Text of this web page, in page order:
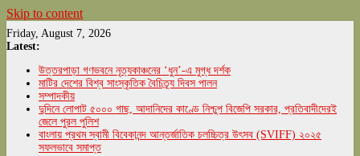
Skip to content
Friday, August 7, 2026
Latest:
উত্তরপাড়া গণভবনে নৃত্যকাঞ্চনের ‘ধুন’-এ মুগ্ধ দর্শক
মাটির দেশের বিশ্ব সাংস্কৃতিক বৈচিত্র্য দিবস পালন
সম্পাদকীয়
দুদিনে লোপাট ৫০০০ গাছ, আদানিদের কাণ্ডে নিশ্চুপ বিজেপি সরকার, প্রতিবাদীদেরই
জেলে পুরল পুলিশ
বাংলায় প্রথম স্বামী বিবেকানন্দ আন্তর্জাতিক চলচ্চিত্র উৎসব (SVIFF) ২০২৫
সফলভাবে সমাপ্ত